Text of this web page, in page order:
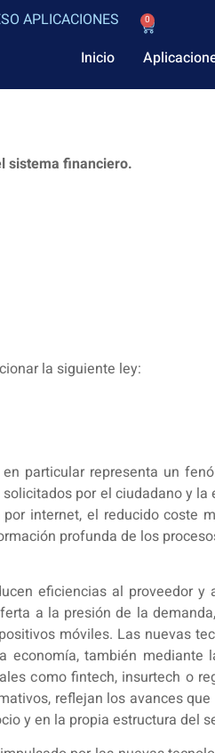
APLICACIONES 0
Inicio
sistema financiero.
la siguiente ley:
particular representa un
por el ciudadano y
internet, el reducido coste
profunda de los
eficiencias al proveedor
a la presión de la
móviles. Las nuevas
también
como fintech, insurtech o
reflejan los avances
y en la propia estructura del